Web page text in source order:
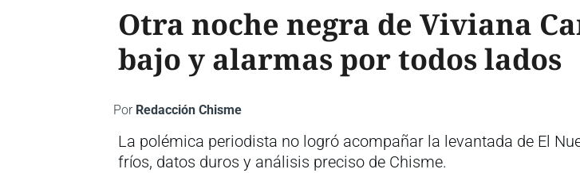
Otra noche negra de Viviana
bajo y alarmas por todos lados
Por Redacción Chisme
La polémica periodista no logró acompañar la levantada de El
fríos, datos duros y análisis preciso de Chisme.